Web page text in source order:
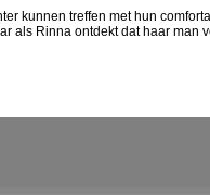
kunnen treffen met hun
als Rinna ontdekt dat haar man